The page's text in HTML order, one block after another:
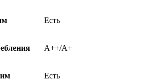
Есть
A++/A+
Есть